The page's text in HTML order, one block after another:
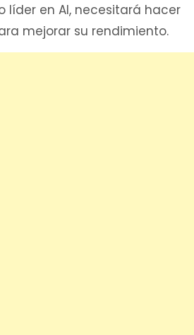
líder en AI, necesitará hacer
mejorar su rendimiento.